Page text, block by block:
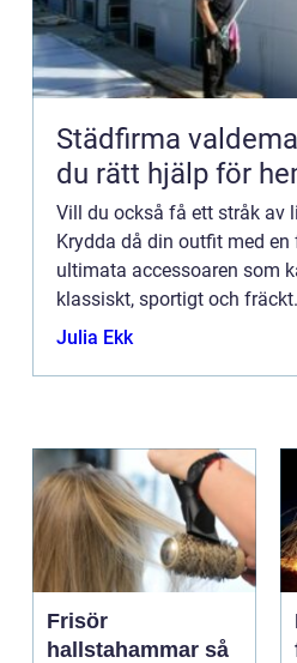
Städfirma valdemarsvik
du rätt hjälp för
Vill du också få ett stråk av
Krydda då din outfit med en
ultimata accessoaren som
klassiskt, sportigt och
är den oundviklig. Ingen
Julia Ekk
Frisör
hallstahammar så